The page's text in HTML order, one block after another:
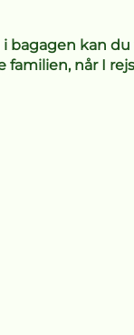
i bagagen kan
når I